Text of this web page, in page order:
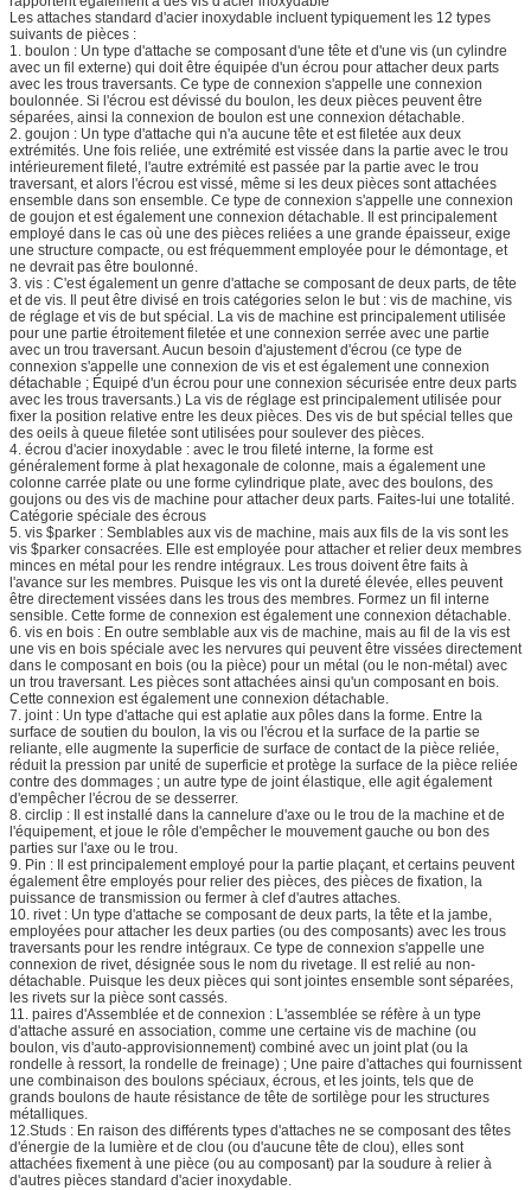
Les attaches standard d'acier inoxydable incluent typiquement les 12 types
suivants de pièces :
1. boulon : Un type d'attache se composant d'une tête et d'une vis (un cylindre
avec un fil externe) qui doit être équipée d'un écrou pour attacher deux parts
avec les trous traversants. Ce type de connexion s'appelle une connexion
boulonnée. Si l'écrou est dévissé du boulon, les deux pièces peuvent être
séparées, ainsi la connexion de boulon est une connexion détachable.
2. goujon : Un type d'attache qui n'a aucune tête et est filetée aux deux
extrémités. Une fois reliée, une extrémité est vissée dans la partie avec le trou
intérieurement fileté, l'autre extrémité est passée par la partie avec le trou
traversant, et alors l'écrou est vissé, même si les deux pièces sont attachées
ensemble dans son ensemble. Ce type de connexion s'appelle une connexion
de goujon et est également une connexion détachable. Il est principalement
employé dans le cas où une des pièces reliées a une grande épaisseur, exige
une structure compacte, ou est fréquemment employée pour le démontage, et
ne devrait pas être boulonné.
3. vis : C'est également un genre d'attache se composant de deux parts, de tête
et de vis. Il peut être divisé en trois catégories selon le but : vis de machine, vis
de réglage et vis de but spécial. La vis de machine est principalement utilisée
pour une partie étroitement filetée et une connexion serrée avec une partie
avec un trou traversant. Aucun besoin d'ajustement d'écrou (ce type de
connexion s'appelle une connexion de vis et est également une connexion
détachable ; Équipé d'un écrou pour une connexion sécurisée entre deux parts
avec les trous traversants.) La vis de réglage est principalement utilisée pour
fixer la position relative entre les deux pièces. Des vis de but spécial telles que
des oeils à queue filetée sont utilisées pour soulever des pièces.
4. écrou d'acier inoxydable : avec le trou fileté interne, la forme est
généralement forme à plat hexagonale de colonne, mais a également une
colonne carrée plate ou une forme cylindrique plate, avec des boulons, des
goujons ou des vis de machine pour attacher deux parts. Faites-lui une totalité.
Catégorie spéciale des écrous
5. vis $parker : Semblables aux vis de machine, mais aux fils de la vis sont les
vis $parker consacrées. Elle est employée pour attacher et relier deux membres
minces en métal pour les rendre intégraux. Les trous doivent être faits à
l'avance sur les membres. Puisque les vis ont la dureté élevée, elles peuvent
être directement vissées dans les trous des membres. Formez un fil interne
sensible. Cette forme de connexion est également une connexion détachable.
6. vis en bois : En outre semblable aux vis de machine, mais au fil de la vis est
une vis en bois spéciale avec les nervures qui peuvent être vissées directement
dans le composant en bois (ou la pièce) pour un métal (ou le non-métal) avec
un trou traversant. Les pièces sont attachées ainsi qu'un composant en bois.
Cette connexion est également une connexion détachable.
7. joint : Un type d'attache qui est aplatie aux pôles dans la forme. Entre la
surface de soutien du boulon, la vis ou l'écrou et la surface de la partie se
reliante, elle augmente la superficie de surface de contact de la pièce reliée,
réduit la pression par unité de superficie et protège la surface de la pièce reliée
contre des dommages ; un autre type de joint élastique, elle agit également
d'empêcher l'écrou de se desserrer.
8. circlip : Il est installé dans la cannelure d'axe ou le trou de la machine et de
l'équipement, et joue le rôle d'empêcher le mouvement gauche ou bon des
parties sur l'axe ou le trou.
9. Pin : Il est principalement employé pour la partie plaçant, et certains peuvent
également être employés pour relier des pièces, des pièces de fixation, la
puissance de transmission ou fermer à clef d'autres attaches.
10. rivet : Un type d'attache se composant de deux parts, la tête et la jambe,
employées pour attacher les deux parties (ou des composants) avec les trous
traversants pour les rendre intégraux. Ce type de connexion s'appelle une
connexion de rivet, désignée sous le nom du rivetage. Il est relié au non-
détachable. Puisque les deux pièces qui sont jointes ensemble sont séparées,
les rivets sur la pièce sont cassés.
11. paires d'Assemblée et de connexion : L'assemblée se réfère à un type
d'attache assuré en association, comme une certaine vis de machine (ou
boulon, vis d'auto-approvisionnement) combiné avec un joint plat (ou la
rondelle à ressort, la rondelle de freinage) ; Une paire d'attaches qui fournissent
une combinaison des boulons spéciaux, écrous, et les joints, tels que de
grands boulons de haute résistance de tête de sortilège pour les structures
métalliques.
12.Studs : En raison des différents types d'attaches ne se composant des têtes
d'énergie de la lumière et de clou (ou d'aucune tête de clou), elles sont
attachées fixement à une pièce (ou au composant) par la soudure à relier à
d'autres pièces standard d'acier inoxydable.